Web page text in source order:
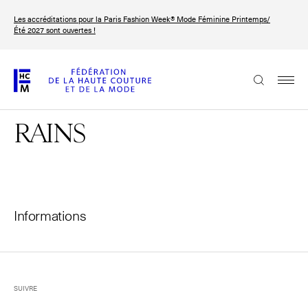
contenu
Les accréditations pour la Paris Fashion Week® Mode Féminine Printemps/
Été 2027 sont ouvertes !
RAINS
Informations
SUIVRE
FRANÇAIS ENGLISH
La Fédération
La gouvernance
Les membres
Les événements de la FHCM
Paris Fashion Week®
Haute Couture Week